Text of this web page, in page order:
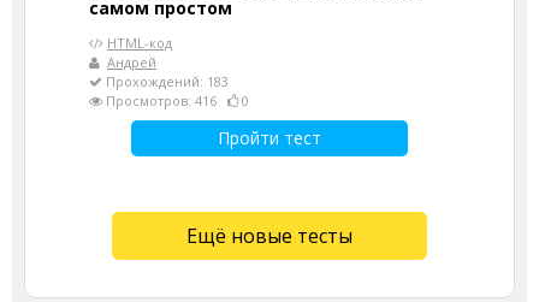
самом простом
HTML-код
Андрей
Прохождений: 183
Просмотров: 416
0
Пройти тест
Ещё новые тесты